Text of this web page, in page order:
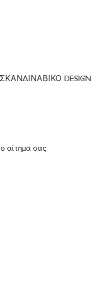
DESIGN
αίτημα σας